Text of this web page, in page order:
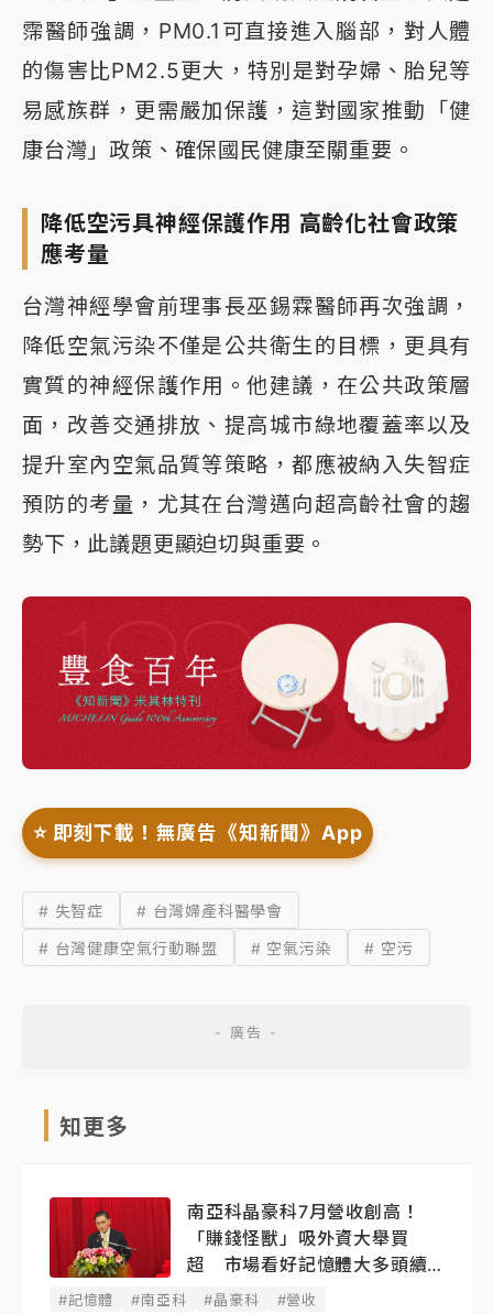
霈醫師強調，PM0.1可直接進入腦部，對人體
的傷害比PM2.5更大，特別是對孕婦、胎兒等
易感族群，更需嚴加保護，這對國家推動「健
康台灣」政策、確保國民健康至關重要。
降低空污具神經保護作用 高齡化社會政策
應考量
台灣神經學會前理事長巫錫霖醫師再次強調，
降低空氣污染不僅是公共衛生的目標，更具有
實質的神經保護作用。他建議，在公共政策層
面，改善交通排放、提高城市綠地覆蓋率以及
提升室內空氣品質等策略，都應被納入失智症
預防的考量，尤其在台灣邁向超高齡社會的趨
勢下，此議題更顯迫切與重要。
⭐️ 即刻下載！無廣告《知新聞》App
# 失智症
# 台灣婦產科醫學會
# 台灣健康空氣行動聯盟
# 空氣污染 # 空污
知更多
南亞科晶豪科7月營收創高！
「賺錢怪獸」吸外資大舉買
超 市場看好記憶體大多頭續
#記憶體 #南亞科 #晶豪科 #營收